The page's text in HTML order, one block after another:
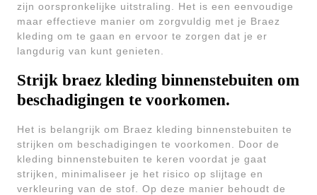
zijn oorspronkelijke uitstraling. Het is een eenvoudige
maar effectieve manier om zorgvuldig met je Braez
kleding om te gaan en ervoor te zorgen dat je er
langdurig van kunt genieten.
Strijk braez kleding binnenstebuiten om
beschadigingen te voorkomen.
Het is belangrijk om Braez kleding binnenstebuiten te
strijken om beschadigingen te voorkomen. Door de
kleding binnenstebuiten te keren voordat je gaat
strijken, minimaliseer je het risico op slijtage en
verkleuring van de stof. Op deze manier behoudt de